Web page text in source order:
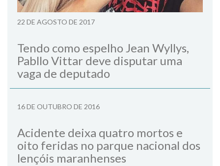
22 DE AGOSTO DE 2017
Tendo como espelho Jean Wyllys,
Pabllo Vittar deve disputar uma
vaga de deputado
16 DE OUTUBRO DE 2016
Acidente deixa quatro mortos e
oito feridas no parque nacional dos
lençóis maranhenses